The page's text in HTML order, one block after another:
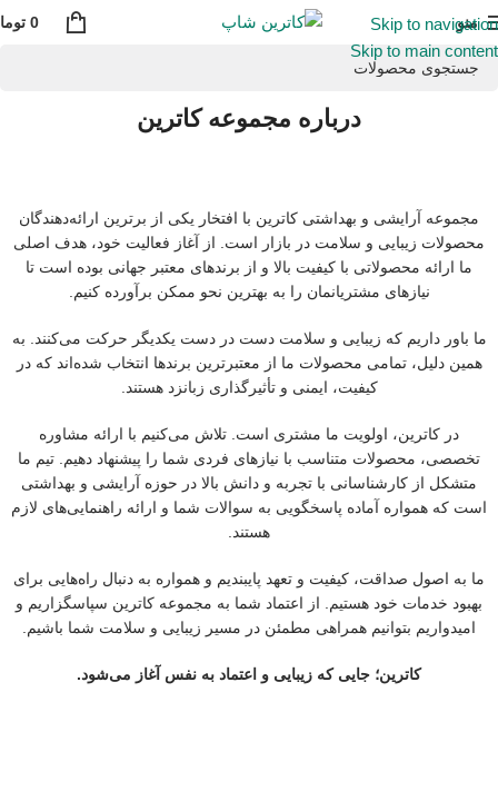
Skip to navigation
Skip to main content
منو 0
درباره مجموعه کاترین
مجموعه آرایشی و بهداشتی کاترین با افتخار یکی از برترین ارائه‌دهندگان
محصولات زیبایی و سلامت در بازار است. از آغاز فعالیت خود، هدف اصلی
ما ارائه محصولاتی با کیفیت بالا و از برندهای معتبر جهانی بوده است تا
نیازهای مشتریانمان را به بهترین نحو ممکن برآورده کنیم.
ما باور داریم که زیبایی و سلامت دست در دست یکدیگر حرکت می‌کنند. به
همین دلیل، تمامی محصولات ما از معتبرترین برندها انتخاب شده‌اند که در
کیفیت، ایمنی و تأثیرگذاری زبانزد هستند.
در کاترین، اولویت ما مشتری است. تلاش می‌کنیم با ارائه مشاوره
تخصصی، محصولات متناسب با نیازهای فردی شما را پیشنهاد دهیم. تیم ما
متشکل از کارشناسانی با تجربه و دانش بالا در حوزه آرایشی و بهداشتی
است که همواره آماده پاسخگویی به سوالات شما و ارائه راهنمایی‌های لازم
هستند.
ما به اصول صداقت، کیفیت و تعهد پایبندیم و همواره به دنبال راه‌هایی برای
بهبود خدمات خود هستیم. از اعتماد شما به مجموعه کاترین سپاسگزاریم و
امیدواریم بتوانیم همراهی مطمئن در مسیر زیبایی و سلامت شما باشیم.
کاترین؛ جایی که زیبایی و اعتماد به نفس آغاز می‌شود.